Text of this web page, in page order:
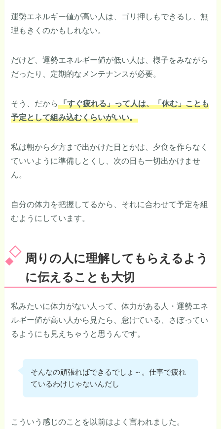
運勢エネルギー値が高い人は、ゴリ押しもできるし、無
理もきくのかもしれない。
だけど、運勢エネルギー値が低い人は、様子をみながら
だったり、定期的なメンテナンスが必要。
そう、だから「すぐ疲れる」って人は、「休む」ことも
予定として組み込むくらいがいい。
私は朝から夕方まで出かけた日とかは、夕食を作らなく
ていいように準備しとくし、次の日も一切出かけませ
ん。
自分の体力を把握してるから、それに合わせて予定を組
むようにしています。
周りの人に理解してもらえるよう
に伝えることも大切
私みたいに体力がない人って、体力がある人・運勢エネ
ルギー値が高い人から見たら、怠けている、さぼってい
るようにも見えちゃうと思うんです。
そんなの頑張ればできるでしょ～。仕事で疲れ
ているわけじゃないんだし
こういう感じのことを以前はよく言われました。